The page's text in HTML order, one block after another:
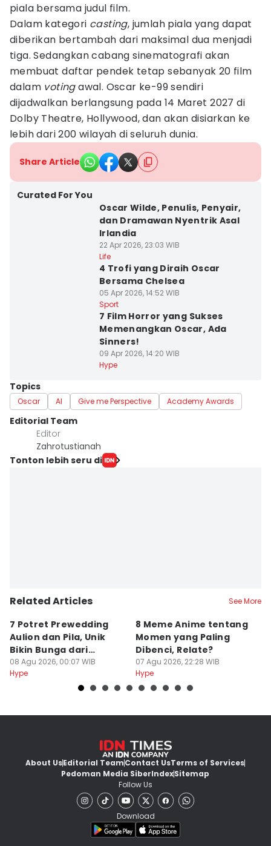
piala bersama judul film.
Dalam kategori casting, jumlah piala yang dapat
diberikan bertambah dari maksimal dua menjadi
tiga. Sedangkan cabang sinematografi akan
membuat daftar pendek tetap sebanyak 20 film
dalam votingawal. Oscar ke-99 sendiri
dijadwalkan berlangsung pada 14 Maret 2027 di
Dolby Theatre, Hollywood, dan akan disiarkan ke
lebih dari 200 wilayah di seluruh dunia.
Share Article
Curated For You
Oscar Wilde, Penulis, Penyair,
dan Dramawan Nyentrik Asal
Irlandia
22 Apr 2026, 23:03 WIB
Life
4 Trofi yang Diraih Oscar
Bersama Chelsea
05 Apr 2026, 14:52 WIB
Sport
7 Film Horror yang Sukses
Memenangkan Oscar, Ada
Sinners!
09 Apr 2026, 14:20 WIB
Hype
Topics
Oscar AI Give me Perspective Academy Awards
Editorial Team
Editor
Zahrotustianah
Tonton lebih seru di
Related Articles See More
7 Potret Prewedding
Aulion dan Pila, Unik
Bikin Bunga dari
Kardus!
08 Agu 2026, 00:07 WIB
Hype
8 Meme Anime tentang
Momen yang Paling
Dibenci, Relate?
07 Agu 2026, 22:28 WIB
Hype
About UsEditorial TeamContact UsTerms of Services
Pedoman Media SiberIndexSitemap
Follow Us
Download